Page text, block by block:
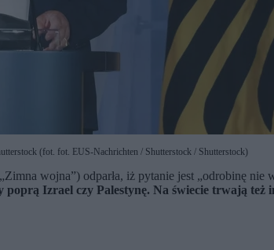
(fot. fot. EUS-Nachrichten / Shutterstock / Shutterstock)
wojna”) odparła, iż pytanie jest „odrobinę nie
Izrael czy Palestynę. Na świecie trwają